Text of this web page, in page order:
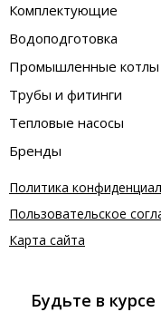
Комплектующие
Водоподготовка
Промышленные котлы
Трубы и фитинги
Тепловые насосы
Бренды
Политика
Пользовательское
Карта сайта
Будьте в